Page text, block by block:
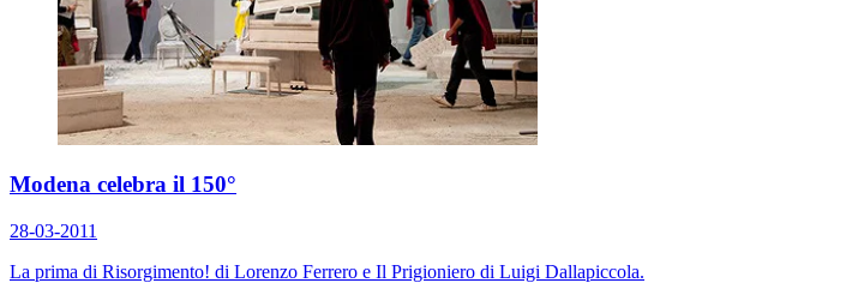
Modena celebra il 150°
28-03-2011
La prima di Risorgimento! di Lorenzo Ferrero e Il Prigioniero di Luigi Dallapiccola.